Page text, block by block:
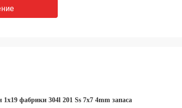
фабрики 304l 201 Ss 7x7 4mm запаса